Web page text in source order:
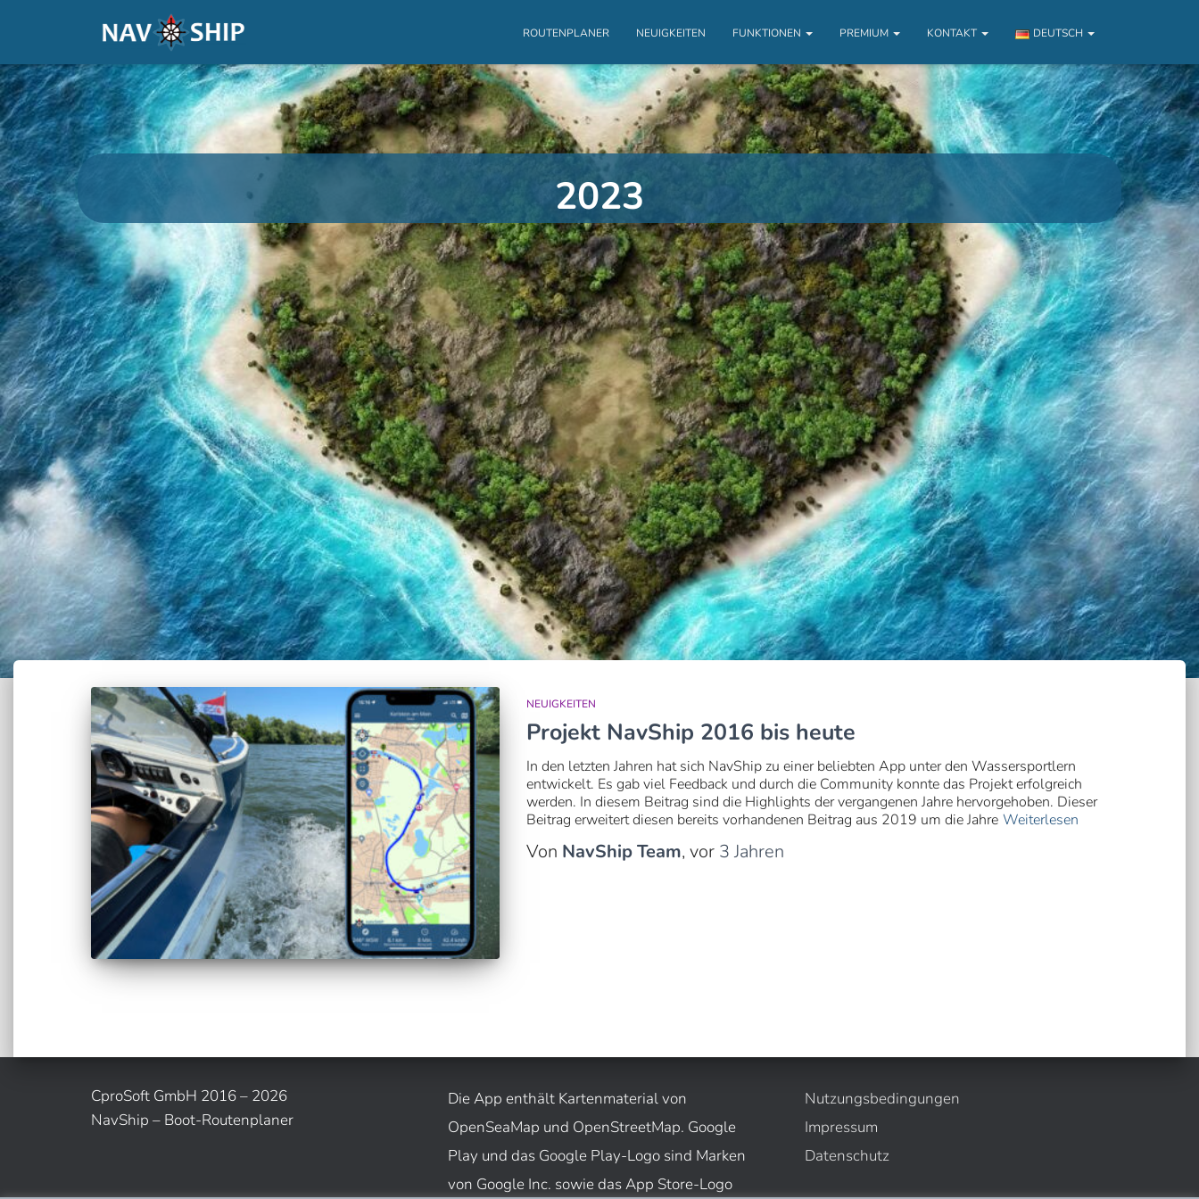
ROUTENPLANER NEUIGKEITEN FUNKTIONEN PREMIUM KONTAKT DEUTSCH
2023
NEUIGKEITEN
Projekt NavShip 2016 bis heute
In den letzten Jahren hat sich NavShip zu einer beliebten App unter den Wassersportlern
entwickelt. Es gab viel Feedback und durch die Community konnte das Projekt erfolgreich
werden. In diesem Beitrag sind die Highlights der vergangenen Jahre hervorgehoben. Dieser
Beitrag erweitert diesen bereits vorhandenen Beitrag aus 2019 um die Jahre Weiterlesen
Von NavShip Team, vor 3 Jahren
CproSoft GmbH 2016 – 2026
NavShip – Boot-Routenplaner
Die App enthält Kartenmaterial von
OpenSeaMap und OpenStreetMap. Google
Play und das Google Play-Logo sind Marken
von Google Inc. sowie das App Store-Logo
Nutzungsbedingungen
Impressum
Datenschutz